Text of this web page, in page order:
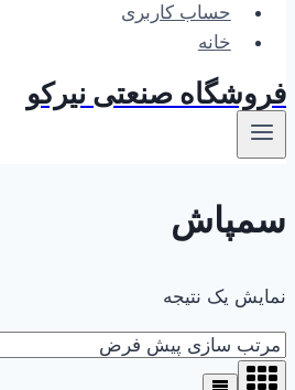
حساب کاربری
خانه
فروشگاه صنعتی نیرکو
سمپاش
نمایش یک نتیجه